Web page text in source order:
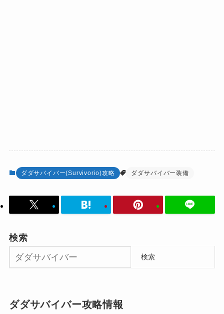
ダダサバイバー(Survivorio)攻略 ダダサバイバー装備
検索
検索
ダダサバイバー攻略情報